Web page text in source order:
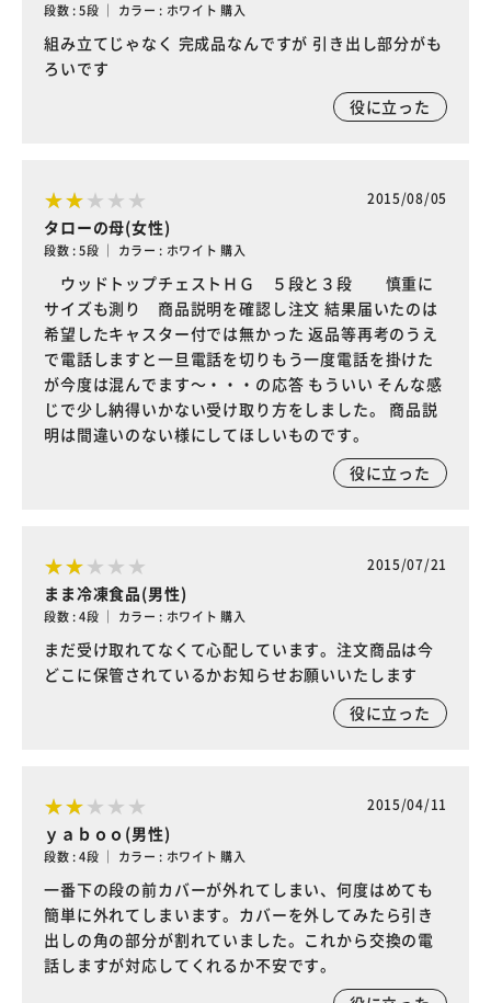
段数 : 5段 ｜ カラー : ホワイト 購入
組み立てじゃなく 完成品なんですが 引き出し部分がも
ろいです
役に立った
2015/08/05
タローの母(女性)
段数 : 5段 ｜ カラー : ホワイト 購入
ウッドトップチェストＨＧ ５段と３段 慎重に
サイズも測り 商品説明を確認し注文 結果届いたのは
希望したキャスター付では無かった 返品等再考のうえ
で電話しますと一旦電話を切りもう一度電話を掛けた
が今度は混んでます～・・・の応答 もういい そんな感
じで少し納得いかない受け取り方をしました。 商品説
明は間違いのない様にしてほしいものです。
役に立った
2015/07/21
まま冷凍食品(男性)
段数 : 4段 ｜ カラー : ホワイト 購入
まだ受け取れてなくて心配しています。注文商品は今
どこに保管されているかお知らせお願いいたします
役に立った
2015/04/11
ｙａｂｏｏ(男性)
段数 : 4段 ｜ カラー : ホワイト 購入
一番下の段の前カバーが外れてしまい、何度はめても
簡単に外れてしまいます。カバーを外してみたら引き
出しの角の部分が割れていました。これから交換の電
話しますが対応してくれるか不安です。